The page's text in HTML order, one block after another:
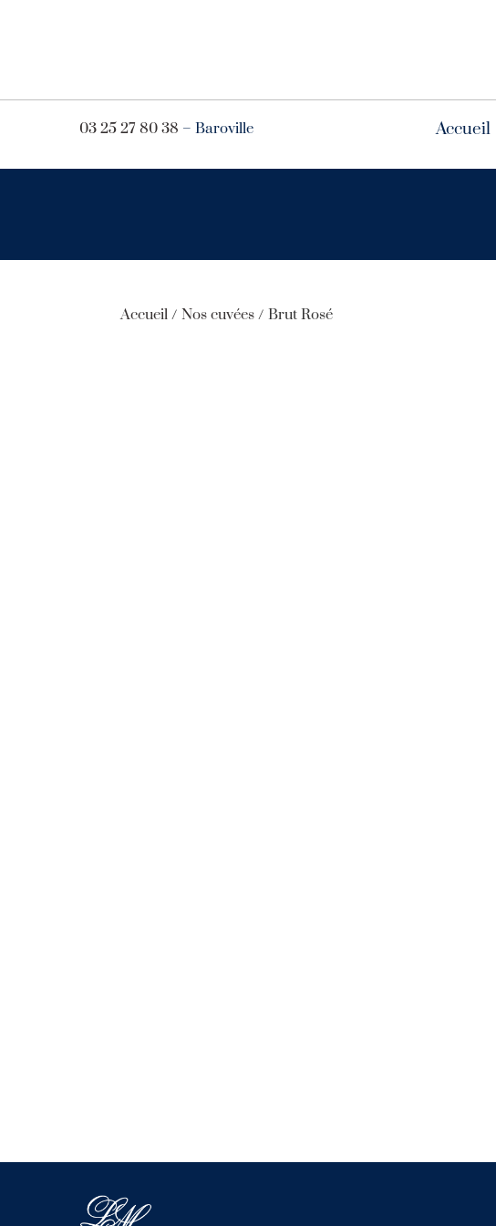
03 25 27 80 38 – Baroville Accueil
Accueil / Nos cuvées / Brut Rosé